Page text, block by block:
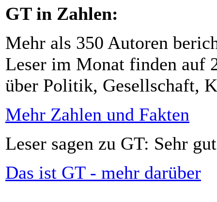
GT in Zahlen:
Mehr als 350 Autoren
Leser im Monat finden auf
über Politik, Gesellschaft,
Mehr Zahlen und Fakten
Leser sagen zu GT: Sehr
Das ist GT - mehr darüber